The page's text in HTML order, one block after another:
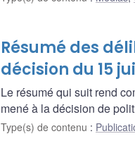
Résumé des
décision du 15
Le résumé qui suit rend
mené à la décision de
Type(s) de contenu :